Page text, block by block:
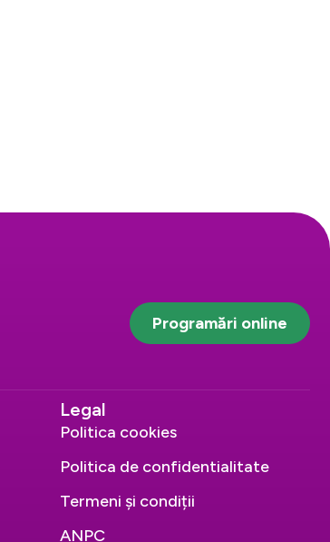
Programări online
Legal
Politica cookies
Politica de confidentialitate
Termeni și condiții
ANPC